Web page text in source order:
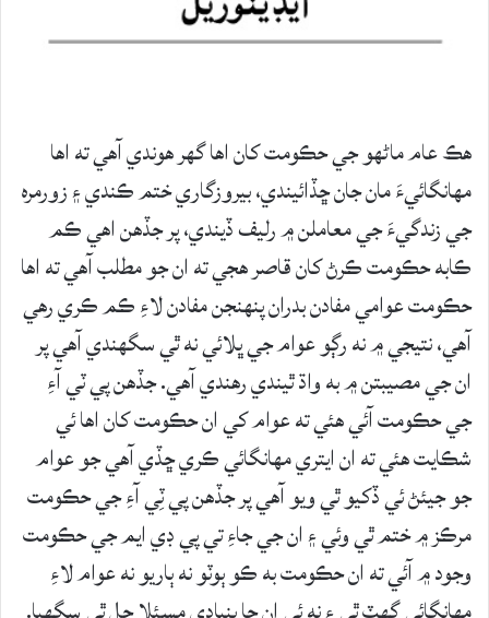
هڪ عام ماڻهو جي حڪومت کان اها گهر هوندي آهي ته اها
مهانگائيءَ مان جان ڇڏائيندي، بيروزگاري ختم ڪندي ۽ زورمره
جي زندگيءَ جي معاملن ۾ رليف ڏيندي، پر جڏهن اهي ڪم
ڪابه حڪومت ڪرڻ کان قاصر هجي ته ان جو مطلب آهي ته اها
حڪومت عوامي مفادن بدران پنهنجن مفادن لاءِ ڪم ڪري رهي
آهي، نتيجي ۾ نه رڳو عوام جي ڀلائي نه ٿي سگهندي آهي پر
ان جي مصيبتن ۾ به واڌ ٿيندي رهندي آهي. جڏهن پي ٽي آءِ
جي حڪومت آئي هئي ته عوام کي ان حڪومت کان اها ئي
شڪايت هئي ته ان ايتري مهانگائي ڪري ڇڏي آهي جو عوام
جو جيئڻ ئي ڏکيو ٿي ويو آهي پر جڏهن پي ٽِي آءِ جي حڪومت
مرڪز ۾ ختم ٿي وئي ۽ ان جي جاءِ تي پي ڊي ايم جي حڪومت
وجود ۾ آئي ته ان حڪومت به ڪو ٻوٽو نه ٻاريو نه عوام لاءِ